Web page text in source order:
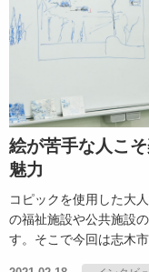
絵が苦手な人こ
魅力
コピックを使用した大
の福祉施設や公共施設
す。そこで今回は志木